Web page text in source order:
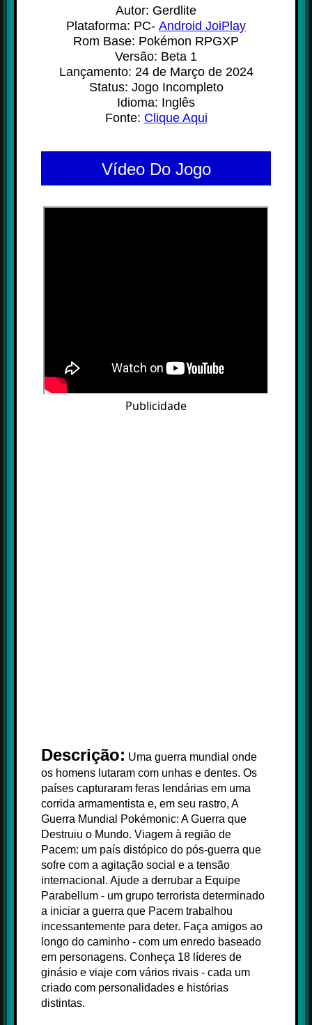
Autor: Gerdlite
Plataforma: PC- Android JoiPlay
Rom Base: Pokémon RPGXP
Versão: Beta 1
Lançamento: 24 de Março de 2024
Status: Jogo Incompleto
Idioma: Inglês
Fonte: Clique Aqui
Vídeo Do Jogo
Publicidade
Descrição: Uma guerra mundial onde
os homens lutaram com unhas e dentes. Os
países capturaram feras lendárias em uma
corrida armamentista e, em seu rastro, A
Guerra Mundial Pokémonic: A Guerra que
Destruiu o Mundo. Viagem à região de
Pacem: um país distópico do pós-guerra que
sofre com a agitação social e a tensão
internacional. Ajude a derrubar a Equipe
Parabellum - um grupo terrorista determinado
a iniciar a guerra que Pacem trabalhou
incessantemente para deter. Faça amigos ao
longo do caminho - com um enredo baseado
em personagens. Conheça 18 líderes de
ginásio e viaje com vários rivais - cada um
criado com personalidades e histórias
distintas.